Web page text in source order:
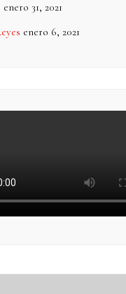
enero 31, 2021
enero 6, 2021